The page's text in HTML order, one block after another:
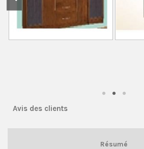
Avis des clients
Résumé